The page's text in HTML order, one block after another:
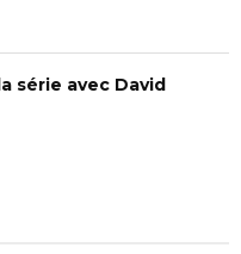
série avec David